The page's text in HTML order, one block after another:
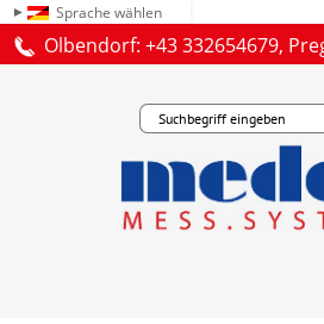
Sprache wählen
Olbendorf: +43 332654679,